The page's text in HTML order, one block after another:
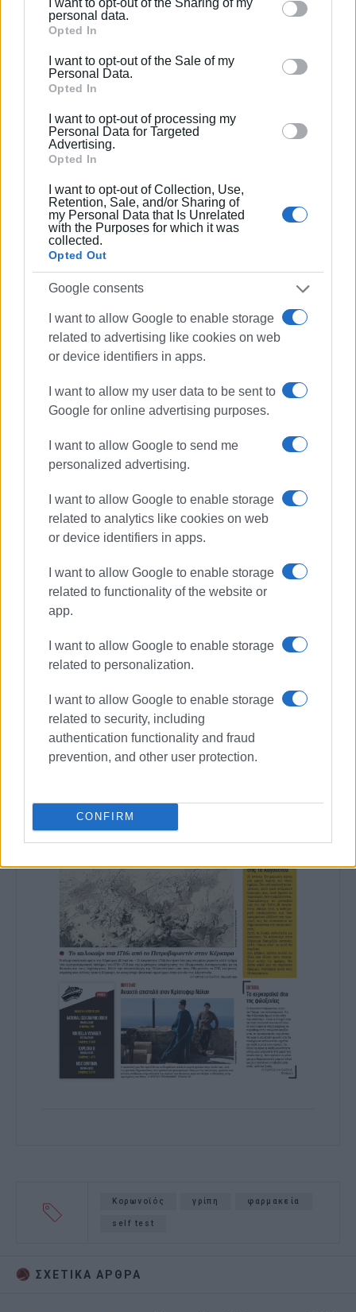
Please note that this website/app uses one or more
Google services and may gather and store information
behaviour. You may click to grant or deny consent to
Google and its third-party tags to use your data for
section.
personal data.
Opted In
I want to opt-out of the Sale of my
Personal Data.
Opted In
I want to opt-out of processing my
Personal Data for Targeted
Advertising.
Opted In
I want to opt-out of Collection, Use,
Retention, Sale, and/or Sharing of
my Personal Data that Is Unrelated
with the Purposes for which it was
collected.
Opted Out
Google consents
I want to allow Google to enable storage
related to advertising like cookies on web
or device identifiers in apps.
I want to allow my user data to be sent to
Google for online advertising purposes.
I want to allow Google to send me
personalized advertising.
I want to allow Google to enable storage
related to analytics like cookies on web
or device identifiers in apps.
I want to allow Google to enable storage
related to functionality of the website or
app.
I want to allow Google to enable storage
related to personalization.
I want to allow Google to enable storage
related to security, including
authentication functionality and fraud
prevention, and other user protection.
CONFIRM
Εμφανίσεις: 111
ΜΑΡΙΑ ΜΠΑΖΔΡΙΓΙΑΝΝΗ
Η Μαρία Μπαζδριγιάννη γεννήθηκε και μεγάλωσε
στη Θεσσαλονίκη. Είναι απόφοιτος του Τμήματος
Δημοσιογραφίας και ΜΜΕ του Αριστοτελείου
Πανεπιστημίου Θεσσαλονίκης. Εργάστηκε ως
δημοσιογράφος αρχικά σε περιοδικά της
συμπρωτεύουσας και εν συνεχεία στην
εφημερίδα «Αγγελιοφόρος» υπηρετώντας το
ελεύθερο ρεπορτάζ, ενώ είχε τον συντονισμό
ύλης σε έκτακτες ένθετες εκδόσεις για την
εκπαίδευση. Τα έτη 2016 – 2017 υπήρξε
διδάσκουσα στο Τμήμα Δημοσιογραφίας
Κέρκυρας. Εν συνεχεία απασχολήθηκε ως
δημοσιογράφος στο Γραφείο Τύπου της
του 2021 εργάζεται στην «Καθημερινή
Ενημέρωση». Είναι μέλος της ΕΣΗΕΜ-Θ από το
2007. Μιλάει αγγλικά και γερμανικά, ενώ είναι
Κορωνοϊός γρίπη φαρμακεία
self test
ΣΧΕΤΙΚA AΡΘΡΑ